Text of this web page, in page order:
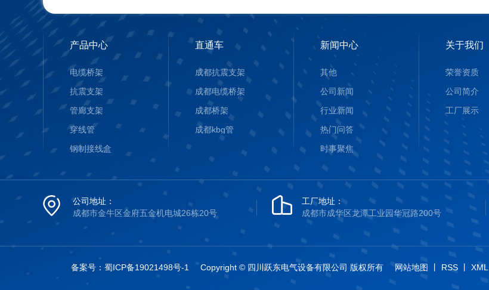
产品中心
电缆桥架
抗震支架
管廊支架
穿线管
钢制接线盒
直通车
成都抗震支架
成都电缆桥架
成都桥架
成都kbg管
新闻中心
其他
公司新闻
行业新闻
热门问答
时事聚焦
关于我们
荣誉资质
公司简介
工厂展示
公司地址：
成都市金牛区金府五金机电城26栋20号
工厂地址：
成都市成华区龙潭工业园华冠路200号
备案号： 蜀ICP备19021498号-1 Copyright © 四川跃东电气设备有限公司 版权所有 网站地图 RSS丨 XML